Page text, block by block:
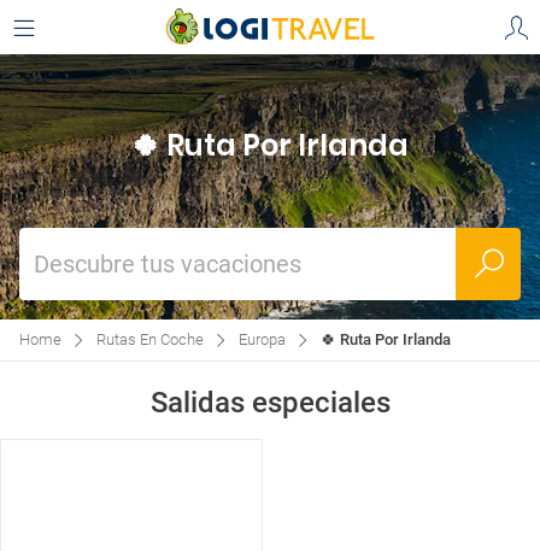
🍀 Ruta Por Irlanda
Descubre tus vacaciones
Home Rutas En Coche Europa 🍀 Ruta Por Irlanda
Salidas especiales